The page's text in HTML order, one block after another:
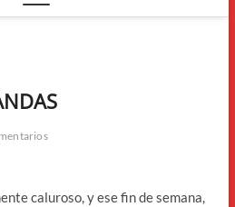
caluroso, y ese fin de semana,